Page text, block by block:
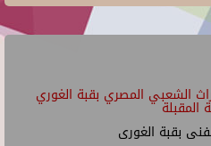
الشعبي المصري بقبة الغوري
المقبلة
بقبة الغورى